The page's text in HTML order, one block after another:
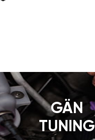
GÄN
TUNING